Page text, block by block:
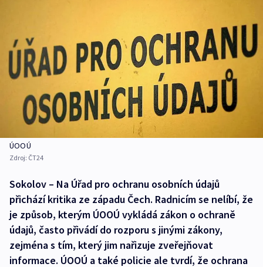
ÚOOÚ
Zdroj: ČT24
Sokolov – Na Úřad pro ochranu osobních údajů
přichází kritika ze západu Čech. Radnicím se nelíbí, že
je způsob, kterým ÚOOÚ vykládá zákon o ochraně
údajů, často přivádí do rozporu s jinými zákony,
zejména s tím, který jim nařizuje zveřejňovat
informace. ÚOOÚ a také policie ale tvrdí, že ochrana